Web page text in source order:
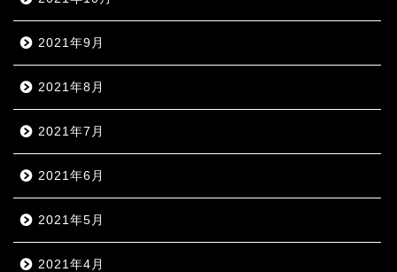
2021年9月
2021年8月
2021年7月
2021年6月
2021年5月
2021年4月